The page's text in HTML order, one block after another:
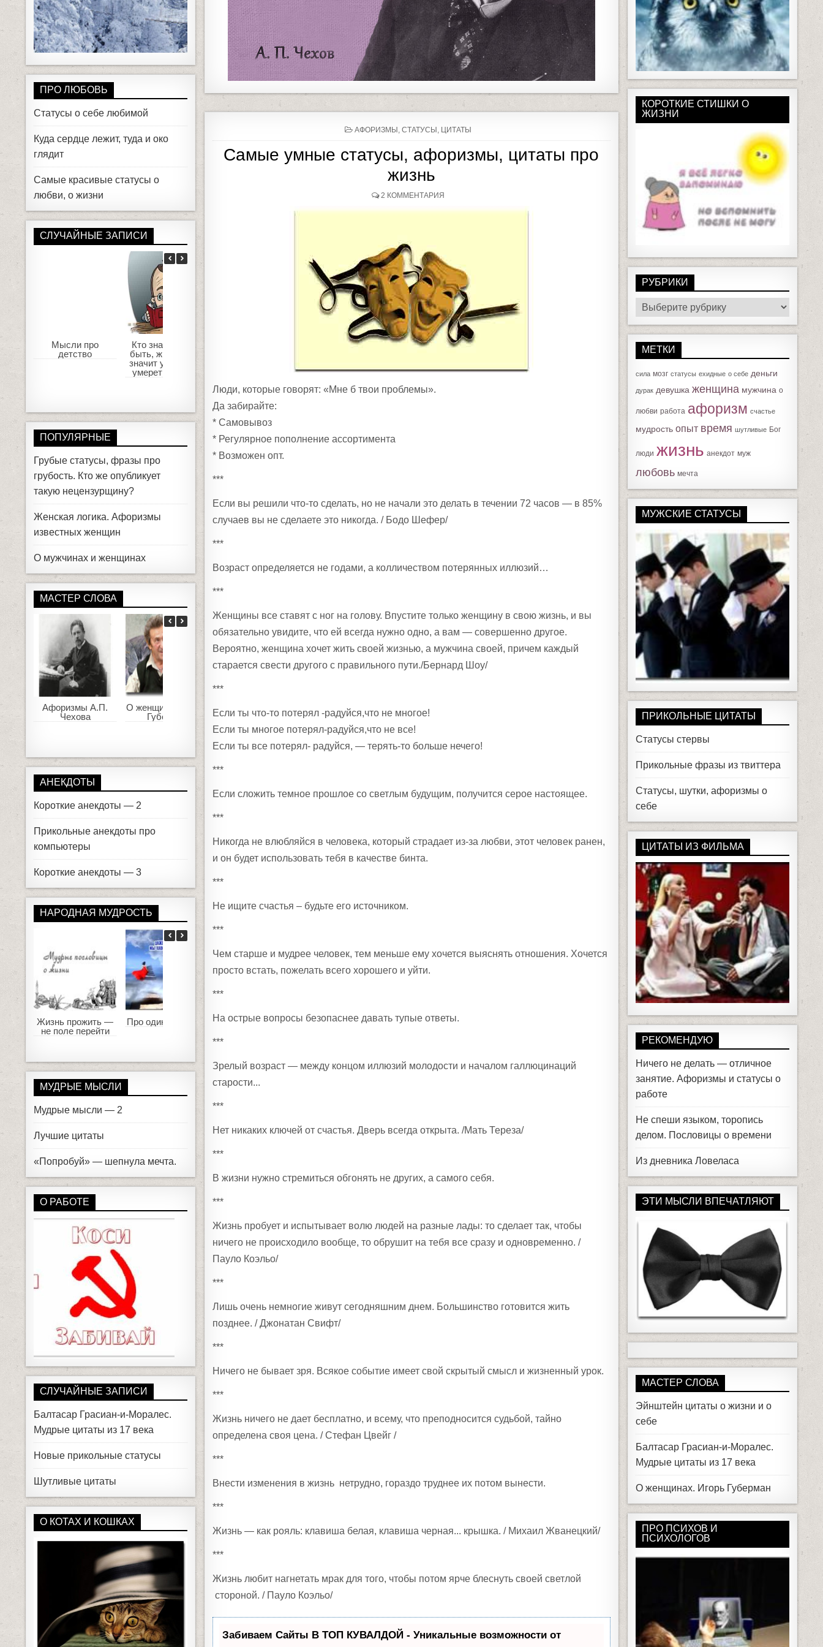
P
O
T
АФОРИЗМЫ, СТАТУСЫ, ЦИТАТЫ
Самые умные статусы, афоризмы, цитаты про
жизнь
2 КОММЕНТАРИЯ
Люди, которые говорят: «Мне б твои проблемы».
Да забирайте:
* Самовывоз
* Регулярное пополнение ассортимента
* Возможен опт.
***
Если вы решили что-то сделать, но не начали это делать в течении 72 часов — в 85%
случаев вы не сделаете это никогда. / Бодо Шефер/
***
Возраст определяется не годами, а колличеством потерянных иллюзий…
***
Женщины все ставят с ног на голову. Впустите только женщину в свою жизнь, и вы
обязательно увидите, что ей всегда нужно одно, а вам — совершенно другое.
Вероятно, женщина хочет жить своей жизнью, а мужчина своей, причем каждый
старается свести другого с правильного пути./Бернард Шоу/
***
Если ты что-то потерял -радуйся,что не многое!
Если ты многое потерял-радуйся,что не все!
Если ты все потерял- радуйся, — терять-то больше нечего!
***
Если сложить темное прошлое со светлым будущим, получится серое настоящее.
***
Никогда нe влюбляйся в челoвека, который страдает из-за любви, этот человек ранен,
и он будет использовать тебя в качестве бинта.
***
Не ищите счастья – будьте его источником.
***
Чем старше и мудрее человек, тем меньше ему хочется выяснять отношения. Хочется
просто встать, пожелать всего хорошего и уйти.
***
На острые вопросы безопаснее давать тупые ответы.
***
Зрелый возраст — между концом иллюзий молодости и началом галлюцинаций
старости...
***
Нет никаких ключей от счастья. Дверь всегда открыта. /Мать Тереза/
***
В жизни нужно стремиться обгонять не других, а самого себя.
***
Жизнь пробует и испытывает волю людей на разные лады: то сделает так, чтобы
ничего не происходило вообще, то обрушит на тебя все сразу и одновременно. /
Пауло Коэльо/
***
Лишь очень немногие живут сегодняшним днем. Большинство готовится жить
позднее. / Джонатан Свифт/
***
Ничего не бывает зря. Всякое событие имеет свой скрытый смысл и жизненный урок.
***
Жизнь ничего не дает бесплатно, и всему, что преподносится судьбой, тайно
определена своя цена. / Стефан Цвейг /
***
Внести изменения в жизнь нетрудно, гораздо труднее их потом вынести.
***
Жизнь — как рояль: клавиша белая, клавиша черная... крышка. / Михаил Жванецкий/
***
Жизнь любит нагнетать мрак для того, чтобы потом ярче блеснуть своей светлой
стороной. / Пауло Коэльо/
Забиваем Сайты В ТОП КУВАЛДОЙ - Уникальные возможности от
ПРО ЛЮБОВЬ
Статусы о себе любимой
Куда сердце лежит, туда и око
глядит
Самые красивые статусы о
любви, о жизни
СЛУЧАЙНЫЕ ЗАПИСИ
Мысли про
детство
Кто знает, может
быть, жить — это
значит умереть, а
умереть — жить
Водка, пиво,
Хорошая болезнь
день — новости.
болезнь и
ПОПУЛЯРНЫЕ
Грубые статусы, фразы про
грубость. Кто же опубликует
такую нецензурщину?
Женская логика. Афоризмы
известных женщин
О мужчинах и женщинах
МАСТЕР СЛОВА
Афоризмы А.П.
Чехова
О женщинах. Игорь
Губерман
Омара Хайяма
Кто остался
доволен, забывает,
кто обижен,
помнит. /Цицерон
Марк Тулий /
Оскар Уальд о
любви, женщинах и
АНЕКДОТЫ
Короткие анекдоты — 2
Прикольные анекдоты про
компьютеры
Короткие анекдоты — 3
НАРОДНАЯ МУДРОСТЬ
Жизнь прожить —
не поле перейти
Про одиночество...
Куда сердце
Русские
Мели, Емеля, —
МУДРЫЕ МЫСЛИ
Мудрые мысли — 2
Лучшие цитаты
«Попробуй» — шепнула мечта.
О РАБОТЕ
СЛУЧАЙНЫЕ ЗАПИСИ
Балтасар Грасиан-и-Моралес.
Мудрые цитаты из 17 века
Новые прикольные статусы
Шутливые цитаты
О КОТАХ И КОШКАХ
КОРОТКИЕ СТИШКИ О
ЖИЗНИ
РУБРИКИ
Б
И
МЕТКИ
сила мозг статусы ехидные о себе деньги
дурак девушка женщина мужчина о
любви работа афоризм счастье
мудрость опыт время шутливые Бог
люди жизнь анекдот муж
любовь мечта
МУЖСКИЕ СТАТУСЫ
ПРИКОЛЬНЫЕ ЦИТАТЫ
Статусы стервы
Прикольные фразы из твиттера
Статусы, шутки, афоризмы о
себе
ЦИТАТЫ ИЗ ФИЛЬМА
РЕКОМЕНДУЮ
Ничего не делать — отличное
занятие. Афоризмы и статусы о
работе
Не спеши языком, торопись
делом. Пословицы о времени
Из дневника Ловеласа
ЭТИ МЫСЛИ ВПЕЧАТЛЯЮТ
МАСТЕР СЛОВА
Эйнштейн цитаты о жизни и о
себе
Балтасар Грасиан-и-Моралес.
Мудрые цитаты из 17 века
О женщинах. Игорь Губерман
ПРО ПСИХОВ И
ПСИХОЛОГОВ